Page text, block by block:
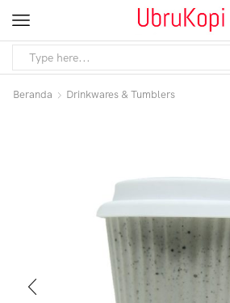
Beranda Drinkwares & Tumblers